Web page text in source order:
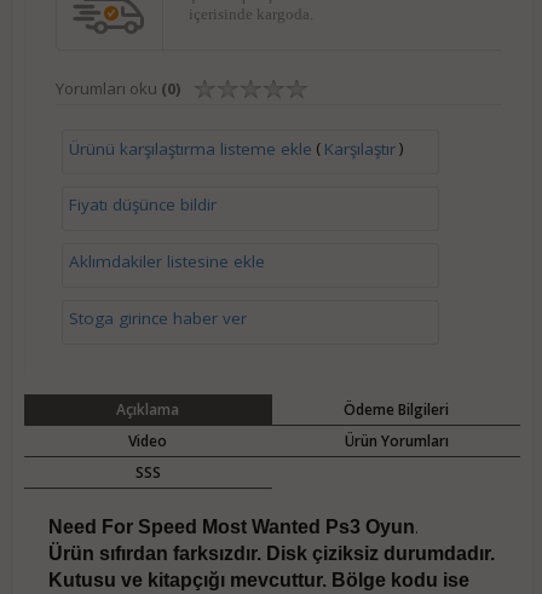
içerisinde kargoda.
Yorumları oku (0)
Ürünü karşılaştırma listeme ekle ( Karşılaştır)
Fiyatı düşünce bildir
Aklımdakiler listesine ekle
Stoga girince haber ver
Açıklama
Ödeme Bilgileri
Video
Ürün Yorumları
SSS
Need For Speed Most Wanted Ps3 Oyun.
Ürün sıfırdan farksızdır. Disk çiziksiz durumdadır.
Kutusu ve kitapçığı mevcuttur. Bölge kodu ise